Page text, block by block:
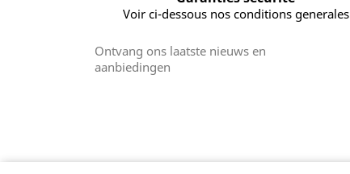
Voir ci-dessous nos conditions generales
Ontvang ons laatste nieuws en
aanbiedingen